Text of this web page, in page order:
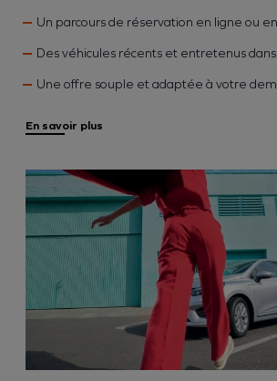
Un parcours de réservation en ligne ou
Des véhicules récents et entretenus
Une offre souple et adaptée à votre
En savoir plus